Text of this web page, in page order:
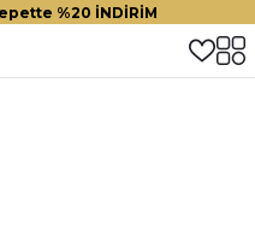
%20 İNDİRİM